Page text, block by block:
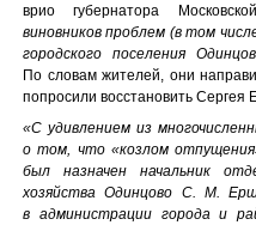
врио губернатора
виновников проблем (в том
городского поселения
По словам жителей, они
попросили восстановить Сергея
«С удивлением из
о том, что «козлом
был назначен начальник
хозяйства Одинцово С. М.
в администрации города и